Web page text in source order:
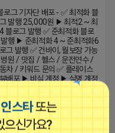
인스타또는
으신가요?
로그 기자단 배포 - ✅ 최적화 블
발행 25,000원 ▶ 최적2 ~ 최
블로그 발행 ✅ 준최적화 블로
발행 ▶ 준최적화 4 ~ 준최적화6
그 발행 ✅ 건바이, 월보장 가능
원 / 맛집 / 헬스 / 운전연수 /
차 / 키워드 문의 ✅ 플레이스
배포 ▶ 비실 계정 ▶ 실명 계정
4) ▶ 스페셜 배포 (24년 이전 블
) (카톡)adpump7
07-23 04:39